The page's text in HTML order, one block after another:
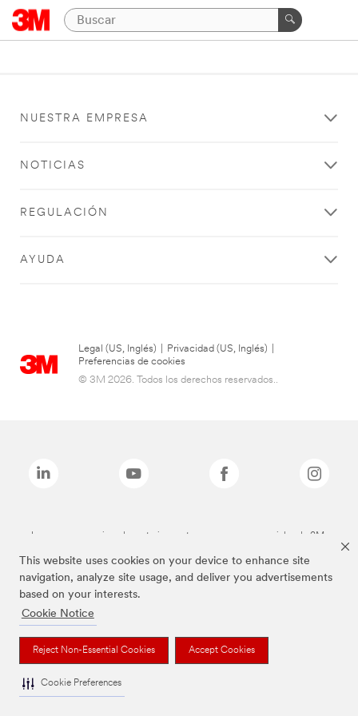
This website uses cookies on your device to enhance site
navigation, analyze site usage, and deliver you advertisements
based on your interests.
Cookie Notice
Reject Non-Essential Cookies Accept Cookies
Cookie Preferences
NUESTRA EMPRESA
NOTICIAS
REGULACIÓN
AYUDA
Legal (US, Inglés) Privacidad (US, Inglés)
Preferencias de cookies
© 3M 2026. Todos los derechos reservados..
Las marcas mencionadas anteriormente son marcas comerciales de 3M.